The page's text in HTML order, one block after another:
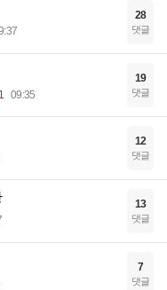
28
댓글
09:35
19
댓글
12
댓글
13
댓글
7
댓글